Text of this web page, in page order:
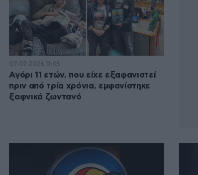
07·07·2026 11:45
Αγόρι 11 ετών, που είχε εξαφανιστεί
πριν από τρία χρόνια, εμφανίστηκε
ξαφνικά ζωντανό